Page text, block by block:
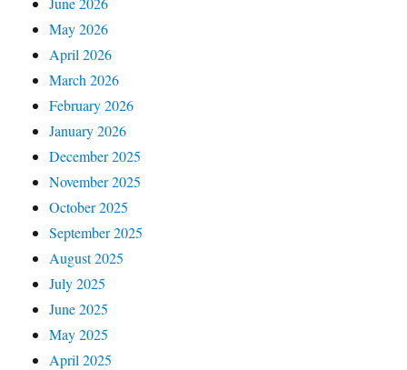
May 2026
April 2026
March 2026
February 2026
January 2026
December 2025
November 2025
October 2025
September 2025
August 2025
July 2025
June 2025
May 2025
April 2025